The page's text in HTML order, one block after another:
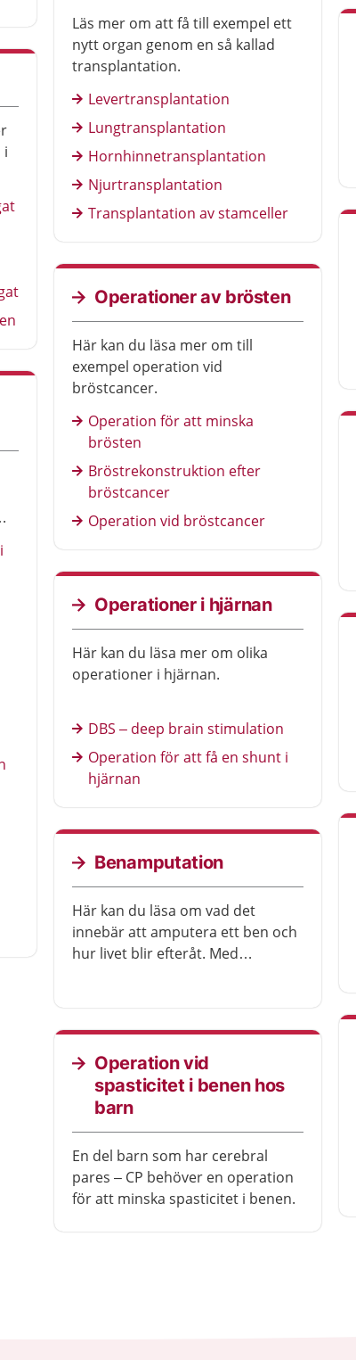
i
Läs mer om att få till exempel ett
nytt organ genom en så kallad
transplantation.
Levertransplantation
Lungtransplantation
Hornhinnetransplantation
Njurtransplantation
Transplantation av stamceller
Operationer av brösten
Här kan du läsa mer om till
exempel operation vid
bröstcancer.
Operation för att minska
brösten
Bröstrekonstruktion efter
bröstcancer
Operation vid bröstcancer
Operationer i hjärnan
Här kan du läsa mer om olika
operationer i hjärnan.
DBS – deep brain stimulation
Operation för att få en shunt i
hjärnan
Benamputation
Här kan du läsa om vad det
innebär att amputera ett ben och
hur livet blir efteråt. Med
god livskvalitet efter operationen.
Operation vid
spasticitet i benen hos
barn
En del barn som har cerebral
pares – CP behöver en operation
för att minska spasticitet i benen.